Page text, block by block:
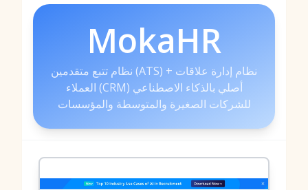
MokaHR
نظام تتبع متقدمين (ATS) + نظام إدارة علاقات
العملاء (CRM) أصلي بالذكاء الاصطناعي
للشركات الصغيرة والمتوسطة والمؤسسات